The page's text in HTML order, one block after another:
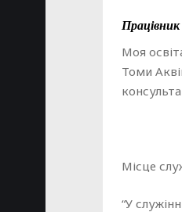
Працівник
Моя
Томи
Місце
“У